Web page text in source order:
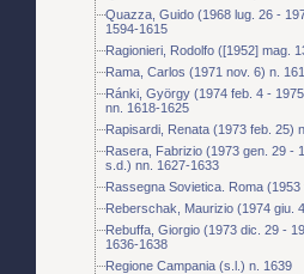
Quazza, Guido (1968 lug. 26 -
1594-1615
Ragionieri, Rodolfo ([1952] mag.
Rama, Carlos (1971 nov. 6) n.
Ránki, György (1974 feb. 4 -
nn. 1618-1625
Rapisardi, Renata (1973 feb. 25)
Rasera, Fabrizio (1973 gen. 29 -
s.d.) nn. 1627-1633
Rassegna Sovietica. Roma
Reberschak, Maurizio (1974 giu.
Rebuffa, Giorgio (1973 dic. 29 -
1636-1638
Regione Campania (s.l.) n. 1639